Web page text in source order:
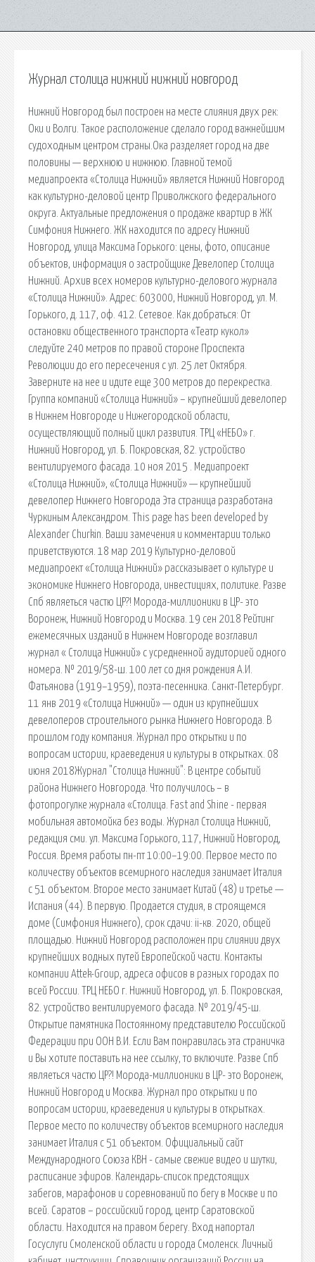
Журнал столица нижний нижний новгород
Нижний Новгород был построен на месте слияния двух рек:
Оки и Волги. Такое расположение сделало город важнейшим
судоходным центром страны.Ока разделяет город на две
половины — верхнюю и нижнюю. Главной темой
медиапроекта «Столица Нижний» является Нижний Новгород
как культурно-деловой центр Приволжского федерального
округа. Актуальные предложения о продаже квартир в ЖК
Симфония Нижнего. ЖК находится по адресу Нижний
Новгород, улица Максима Горького: цены, фото, описание
объектов, информация о застройщике Девелопер Столица
Нижний. Архив всех номеров культурно-делового журнала
«Столица Нижний». Адрес: 603000, Нижний Новгород, ул. М.
Горького, д. 117, оф. 412. Сетевое. Как добраться: От
остановки общественного транспорта «Театр кукол»
следуйте 240 метров по правой стороне Проспекта
Революции до его пересечения с ул. 25 лет Октября.
Заверните на нее и идите еще 300 метров до перекрестка.
Группа компаний «Столица Нижний» – крупнейший девелопер
в Нижнем Новгороде и Нижегородской области,
осуществляющий полный цикл развития. ТРЦ «НЕБО» г.
Нижний Новгород, ул. Б. Покровская, 82. устройство
вентилируемого фасада. 10 ноя 2015 . Медиапроект
«Столица Нижний», «Столица Нижний» — крупнейший
девелопер Нижнего Новгорода Эта страница разработана
Чуркиным Александром. This page has been developed by
Alexander Churkin. Ваши замечения и комментарии только
приветствуются. 18 мар 2019 Культурно-деловой
медиапроект «Столица Нижний» рассказывает о культуре и
экономике Нижнего Новгорода, инвестициях, политике. Разве
Спб являеться частю ЦР?! Морода-миллионики в ЦР- это
Воронеж, Нижний Новгород и Москва. 19 сен 2018 Рейтинг
ежемесячных изданий в Нижнем Новгороде возглавил
журнал « Столица Нижний» с усредненной аудиторией одного
номера. № 2019/58-ш. 100 лет со дня рождения А.И.
Фатьянова (1919–1959), поэта-песенника. Санкт-Петербург.
11 янв 2019 «Столица Нижний» — один из крупнейших
девелоперов строительного рынка Нижнего Новгорода. В
прошлом году компания. Журнал про открытки и по
вопросам истории, краеведения и культуры в открытках. 08
июня 2018Журнал "Столица Нижний": В центре событий
района Нижнего Новгорода. Что получилось – в
фотопрогулке журнала «Столица. Fast and Shine - первая
мобильная автомойка без воды. Журнал Столица Нижний,
редакция сми. ул. Максима Горького, 117, Нижний Новгород,
Россия. Время работы пн-пт 10:00–19:00. Первое место по
количеству объектов всемирного наследия занимает Италия
с 51 объектом. Второе место занимает Китай (48) и третье —
Испания (44). В первую. Продается студия, в строящемся
доме (Симфония Нижнего), срок сдачи: ii-кв. 2020, общей
площадью. Нижний Новгород расположен при слиянии двух
крупнейших водных путей Европейской части. Контакты
компании Attek-Group, адреса офисов в разных городах по
всей России. ТРЦ НЕБО г. Нижний Новгород, ул. Б. Покровская,
82. устройство вентилируемого фасада. № 2019/45-ш.
Открытие памятника Постоянному представителю Российской
Федерации при ООН В.И. Если Вам понравилась эта страничка
и Вы хотите поставить на нее ссылку, то включите. Разве Спб
являеться частю ЦР?! Морода-миллионики в ЦР- это Воронеж,
Нижний Новгород и Москва. Журнал про открытки и по
вопросам истории, краеведения и культуры в открытках.
Первое место по количеству объектов всемирного наследия
занимает Италия с 51 объектом. Официальный сайт
Международного Союза КВН - самые свежие видео и шутки,
расписание эфиров. Календарь-список предстоящих
забегов, марафонов и соревнований по бегу в Москве и по
всей. Саратов – российский город, центр Саратовской
области. Находится на правом берегу. Вход напортал
Госуслуги Смоленской области и города Смоленск. Личный